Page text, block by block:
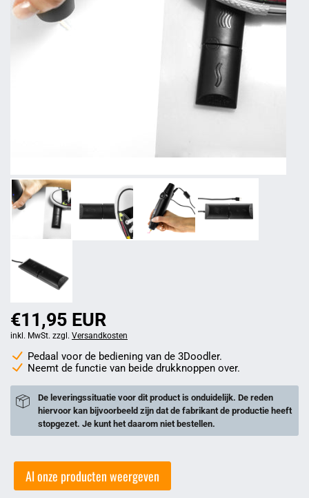
€11,95 EUR
inkl. MwSt. zzgl. Versandkosten
Pedaal voor de bediening van de 3Doodler.
Neemt de functie van beide drukknoppen over.
De leveringssituatie voor dit product is onduidelijk. De reden
hiervoor kan bijvoorbeeld zijn dat de fabrikant de productie heeft
stopgezet. Je kunt het daarom niet bestellen.
Al onze producten weergeven